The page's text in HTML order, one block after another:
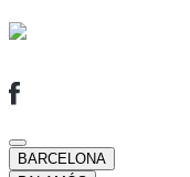
BARCELONA